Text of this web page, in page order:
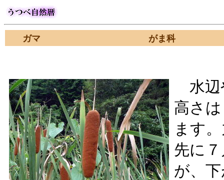
ガマ がま科
水辺
高さ
ます
先に
が、